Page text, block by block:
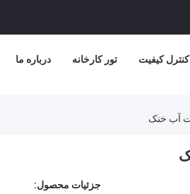
درباره ما تور کارخانه کنترل کیفیت
جزئیات محصول: